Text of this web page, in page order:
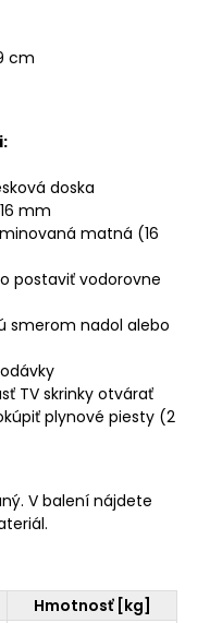
cm
doska
mm
matná (16
postaviť vodorovne
smerom nadol alebo
TV skrinky otvárať
plynové piesty (2
V balení nájdete
Hmotnosť [kg]